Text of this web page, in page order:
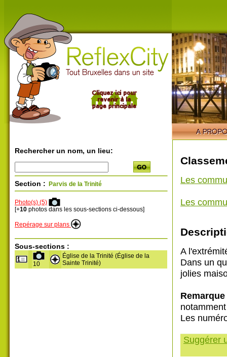
Rechercher un nom, un lieu:
Section : Parvis de la Trinité
Photo(s) (5)
[+10 photos dans les sous-sections ci-dessous]
Repérage sur plans
Sous-sections :
10
Église de la Trinité (Église de la
Sainte Trinité)
Les
Les
A
Dans un
jolies
Remarque
Les
Suggérer